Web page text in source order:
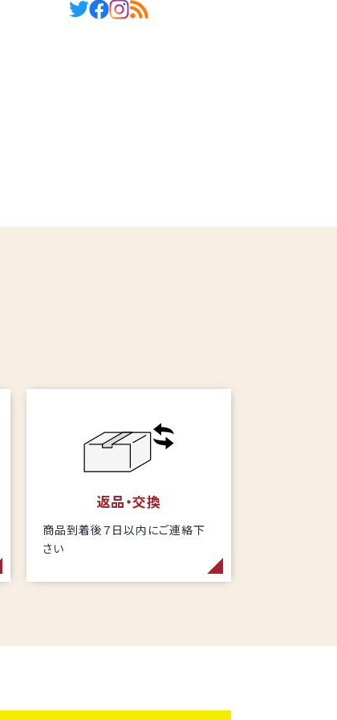
返品・交換
商品到着後７日以内にご連絡下
さい